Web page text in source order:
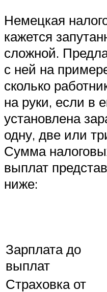
Немецкая
кажется
сложной.
с ней на
сколько
на руки, если в
установлена
одну, две или
Сумма
выплат
ниже:
Зарплата до
выплат
Страховка от